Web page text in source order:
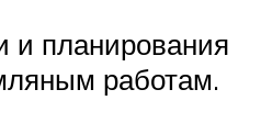
и планирования
работам.